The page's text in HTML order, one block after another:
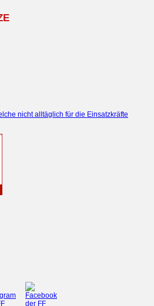
nicht alltäglich für die Einsatzkräfte